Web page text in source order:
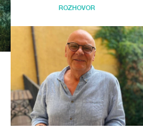
ROZHOVOR